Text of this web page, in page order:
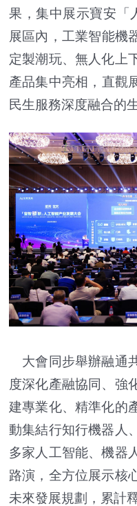
果，集中展示寶安「
展區內，工業智能機
定製潮玩、無人化上
產品集中亮相，直觀
民生服務深度融合的
大會同步舉辦融通
度深化產融協同、強
建專業化、精準化的
動集結行知行機器人
多家人工智能、機器
路演，全方位展示核
未來發展規劃，累計